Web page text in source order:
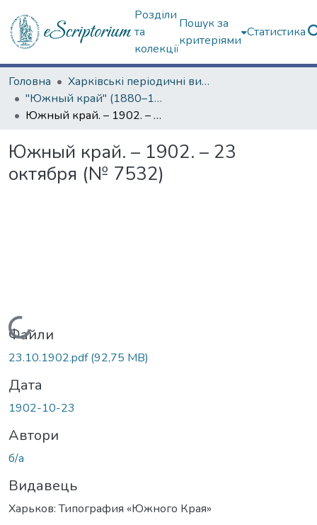
Розділи
та
колекції
Пошук за
критеріями
Статистика
Головна
Харківські періодичні видання
"Южный край" (1880–1919 гг.)
Южный край. – 1902. – 23 октября (№ 7532)
Южный край. – 1902. – 23
октября (№ 7532)
Вантажиться...
Файли
23.10.1902.pdf(92,75 MB)
Дата
1902-10-23
Автори
б/а
Видавець
Харьков: Типография «Южного Края»